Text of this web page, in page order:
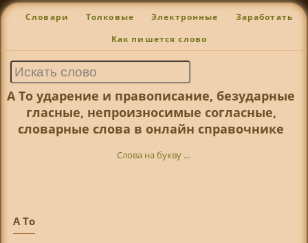
Словари Толковые Электронные Заработать
Как пишется слово
А То ударение и правописание, безударные
гласные, непроизносимые согласные,
словарные слова в онлайн справочнике
Слова на букву ...
А То